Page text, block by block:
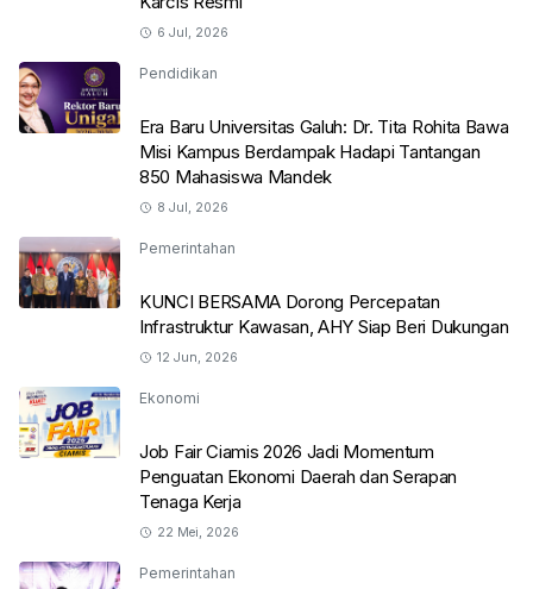
6 Jul, 2026
Pendidikan
Era Baru Universitas Galuh: Dr. Tita Rohita Bawa
Misi Kampus Berdampak Hadapi Tantangan
850 Mahasiswa Mandek
8 Jul, 2026
Pemerintahan
KUNCI BERSAMA Dorong Percepatan
Infrastruktur Kawasan, AHY Siap Beri Dukungan
12 Jun, 2026
Ekonomi
Job Fair Ciamis 2026 Jadi Momentum
Penguatan Ekonomi Daerah dan Serapan
Tenaga Kerja
22 Mei, 2026
Pemerintahan